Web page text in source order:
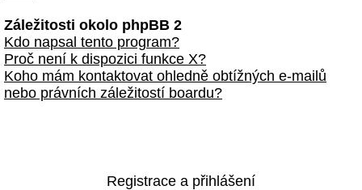
Záležitosti okolo phpBB 2
Kdo napsal tento program?
Proč není k dispozici funkce X?
Koho mám kontaktovat ohledně obtížných e-mailů
nebo právních záležitostí boardu?
Registrace a přihlášení